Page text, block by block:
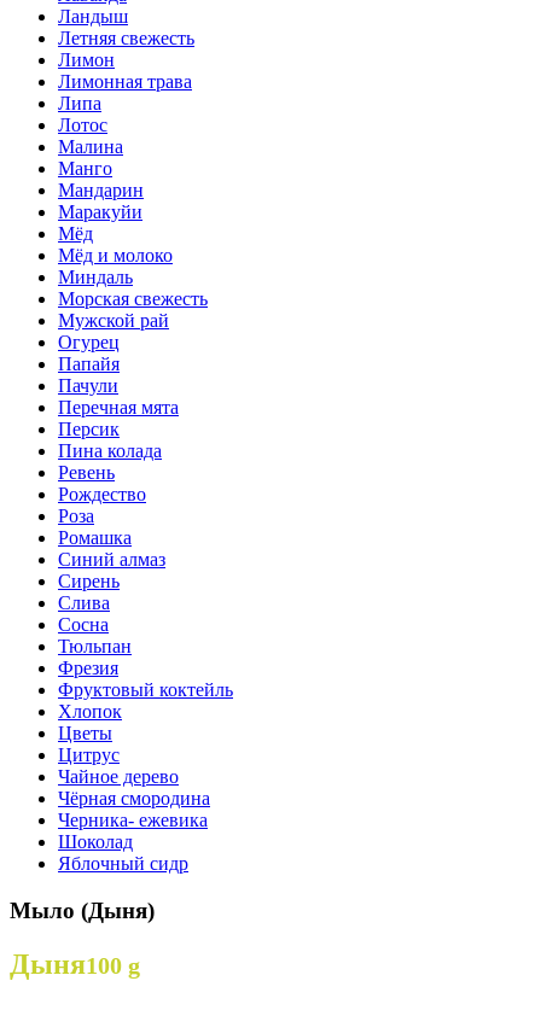
Ландыш
Летняя свежесть
Лимон
Лимонная трава
Липа
Лотос
Малина
Манго
Мандарин
Маракуйи
Мёд
Мёд и молоко
Миндаль
Морская свежесть
Мужской рай
Огурец
Папайя
Пачули
Перечная мята
Персик
Пина колада
Ревень
Рождество
Роза
Ромашка
Синий алмаз
Сирень
Слива
Сосна
Тюльпан
Фрезия
Фруктовый коктейль
Хлопок
Цветы
Цитрус
Чайное дерево
Чёрная смородина
Черника- ежевика
Шоколад
Яблочный сидр
Мыло (Дыня)
Дыня100 g